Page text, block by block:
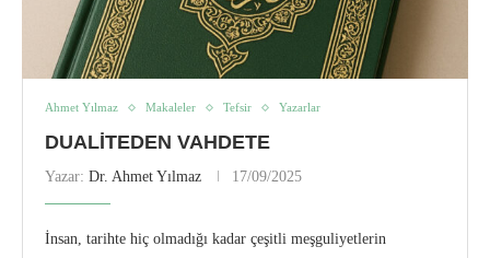
Ahmet Yılmaz Makaleler Tefsir Yazarlar
DUALITEDEN VAHDETE
Yazar: Dr. Ahmet Yılmaz 17/09/2025
İnsan, tarihte hiç olmadığı kadar çeşitli meşguliyetlerin